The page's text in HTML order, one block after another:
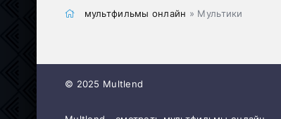
мультфильмы онлайн » Мультики
© 2025 Multlend